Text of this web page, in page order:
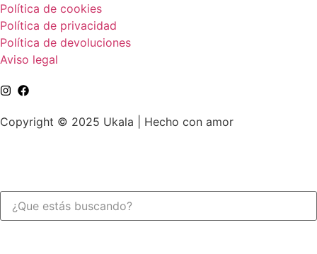
Política de cookies
Política de privacidad
Política de devoluciones
Aviso legal
Copyright © 2025 Ukala | Hecho con amor